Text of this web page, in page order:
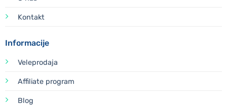
Kontakt
Informacije
Veleprodaja
Affiliate program
Blog